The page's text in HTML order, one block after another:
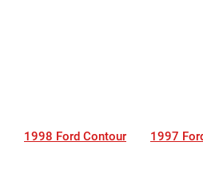
1998 Ford Contour 1997